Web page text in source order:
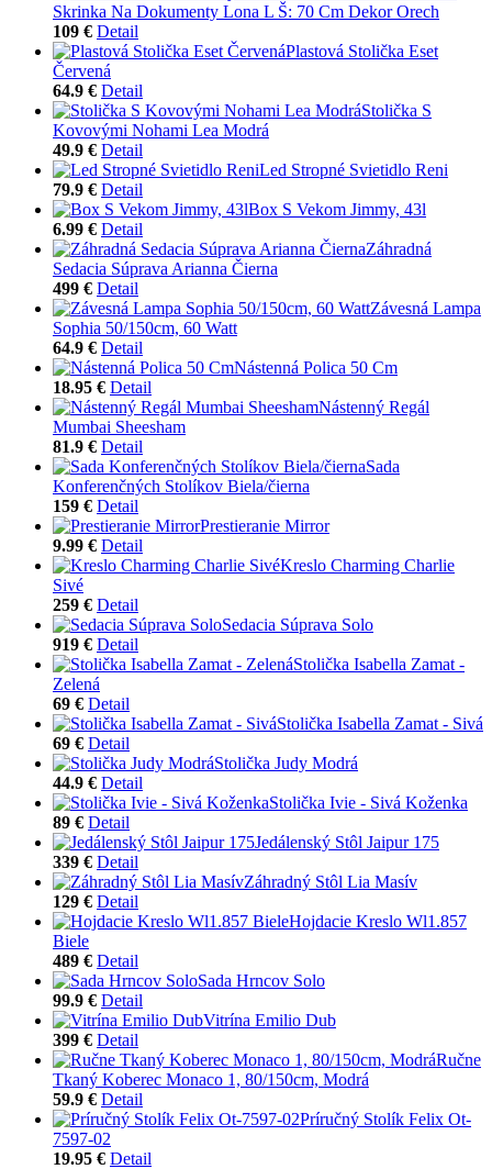
Skrinka Na Dokumenty Lona L Š: 70 Cm Dekor Orech
109 € Detail
Plastová Stolička Eset
Červená
64.9 € Detail
Stolička S
Kovovými Nohami Lea Modrá
49.9 € Detail
Led Stropné Svietidlo Reni
79.9 € Detail
Box S Vekom Jimmy, 43l
6.99 € Detail
Záhradná
Sedacia Súprava Arianna Čierna
499 € Detail
Závesná Lampa
Sophia 50/150cm, 60 Watt
64.9 € Detail
Nástenná Polica 50 Cm
18.95 € Detail
Nástenný Regál
Mumbai Sheesham
81.9 € Detail
Sada
Konferenčných Stolíkov Biela/čierna
159 € Detail
Prestieranie Mirror
9.99 € Detail
Kreslo Charming Charlie
Sivé
259 € Detail
Sedacia Súprava Solo
919 € Detail
Stolička Isabella Zamat -
Zelená
69 € Detail
Stolička Isabella Zamat - Sivá
69 € Detail
Stolička Judy Modrá
44.9 € Detail
Stolička Ivie - Sivá Koženka
89 € Detail
Jedálenský Stôl Jaipur 175
339 € Detail
Záhradný Stôl Lia Masív
129 € Detail
Hojdacie Kreslo Wl1.857
Biele
489 € Detail
Sada Hrncov Solo
99.9 € Detail
Vitrína Emilio Dub
399 € Detail
Ručne
Tkaný Koberec Monaco 1, 80/150cm, Modrá
59.9 € Detail
Príručný Stolík Felix Ot-
7597-02
19.95 € Detail